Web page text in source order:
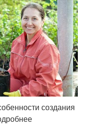
создания